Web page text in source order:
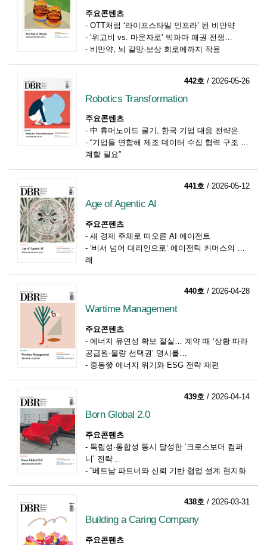
주요콘텐츠
-OTT처럼 ‘라이프스타일 인프라’ 된 비만약
-‘위고비 vs. 마운자로’ 빅파마 패권 전쟁
- 비만약, 뇌 갈망·보상 회로에까지 작용
442호 / 2026-05-26
Robotics Transformation
주요콘텐츠
-中 휴머노이드 굴기, 한국 기업 대응 전략은
-“기업들 연합해 제조 데이터 수집 협력 구조 설
계할 필요”
441호 / 2026-05-12
Age of Agentic AI
주요콘텐츠
-새 경제 주체로 떠오른 AI 에이전트
-‘비서 넘어 대리인으로’ 에이전틱 커머스의 미
래
440호 / 2026-04-28
Wartime Management
주요콘텐츠
-에너지 유연성 확보 절실… 계약 때 ‘상황 따라
공급원·물량 선택권’ 명시를
- 중동發 에너지 위기와 ESG 전략 재편
439호 / 2026-04-14
Born Global 2.0
주요콘텐츠
- 독립성·통합성 동시 달성한 ‘크로스보더 컴퍼
니’ 전략
-“베트남 파트너와 신뢰 기반 협업 설계 현지화
438호 / 2026-03-31
Building a Caring Company
주요콘텐츠